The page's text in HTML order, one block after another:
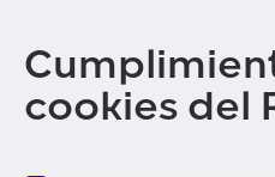
cookies del